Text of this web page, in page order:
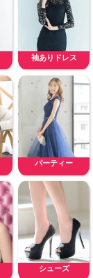
袖ありドレス
パーティー
シューズ